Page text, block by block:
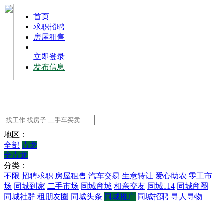
⾸⻚
求职招聘
房屋租售
立即登录
发布信息
地区：
全部 青龙
全青龙
分类：
不限 招聘求职 房屋租售 汽车交易 生意转让 爱心助农 零工市
场 同城到家 二手市场 同城商城 相亲交友 同城114 同城商圈
同城社群 租朋友圈 同城头条 同城推广 同城招聘 寻人寻物